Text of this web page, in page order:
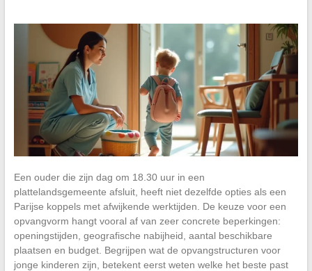
Een ouder die zijn dag om 18.30 uur in een
plattelandsgemeente afsluit, heeft niet dezelfde opties als een
Parijse koppels met afwijkende werktijden. De keuze voor een
opvangvorm hangt vooral af van zeer concrete beperkingen:
openingstijden, geografische nabijheid, aantal beschikbare
plaatsen en budget. Begrijpen wat de opvangstructuren voor
jonge kinderen zijn, betekent eerst weten welke het beste past